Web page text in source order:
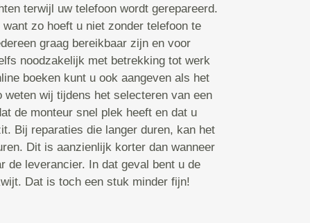
terwijl uw telefoon wordt gerepareerd.
zo hoeft u niet zonder telefoon te
graag bereikbaar zijn en voor
noodzakelijk met betrekking tot werk
boeken kunt u ook aangeven als het
weten wij tijdens het selecteren van een
de monteur snel plek heeft en dat u
Bij reparaties die langer duren, kan het
Dit is aanzienlijk korter dan wanneer
de leverancier. In dat geval bent u de
Dat is toch een stuk minder fijn!